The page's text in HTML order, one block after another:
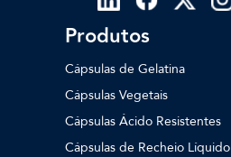
Produtos
Cápsulas de Gelatina
Cápsulas Vegetais
Cápsulas Ácido Resistentes
Cápsulas de Recheio Líquido